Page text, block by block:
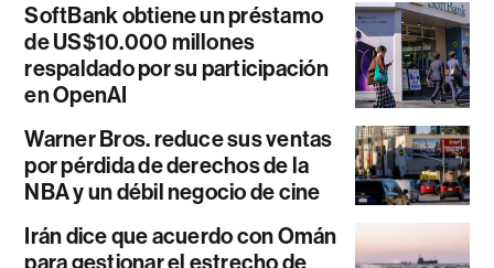
SoftBank obtiene un préstamo
de US$10.000 millones
respaldado por su participación
en OpenAI
Warner Bros. reduce sus ventas
por pérdida de derechos de la
NBA y un débil negocio de cine
Irán dice que acuerdo con Omán
para gestionar el estrecho de